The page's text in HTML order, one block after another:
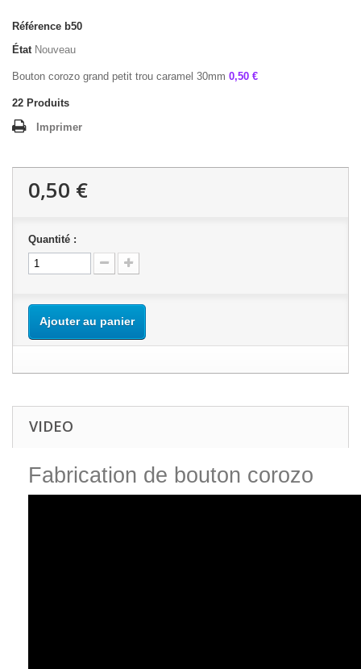
Référence b50
État Nouveau
Bouton corozo grand petit trou caramel 30mm 0,50 €
22 Produits
Imprimer
0,50 €
Quantité :
Ajouter au panier
VIDEO
Fabrication de bouton corozo